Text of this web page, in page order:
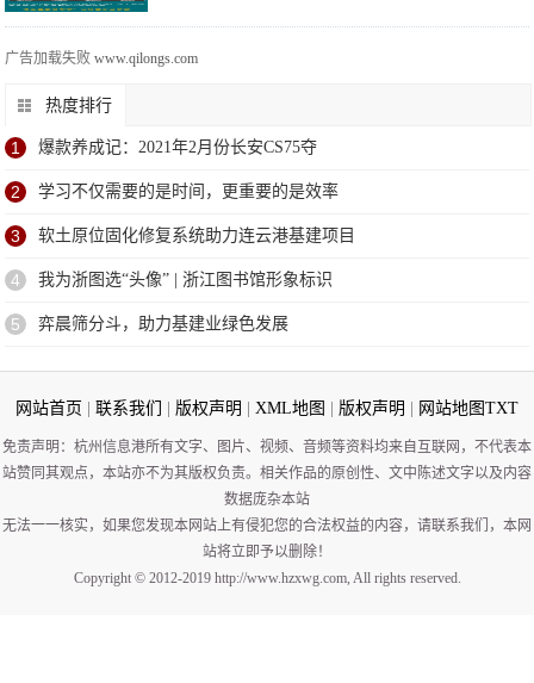
广告加载失败www.qilongs.com
热度排行
1 爆款养成记：2021年2月份长安CS75夺
2 学习不仅需要的是时间，更重要的是效率
3 软土原位固化修复系统助力连云港基建项目
4 我为浙图选“头像” | 浙江图书馆形象标识
5 弈晨筛分斗，助力基建业绿色发展
网站首页 联系我们 版权声明 XML地图 版权声明 网站地图TXT
免责声明：杭州信息港所有文字、图片、视频、音频等资料均来自互联网，不代表本
站赞同其观点，本站亦不为其版权负责。相关作品的原创性、文中陈述文字以及内容
数据庞杂本站
无法一一核实，如果您发现本网站上有侵犯您的合法权益的内容，请联系我们，本网
站将立即予以删除！
Copyright © 2012-2019 http://www.hzxwg.com, All rights reserved.